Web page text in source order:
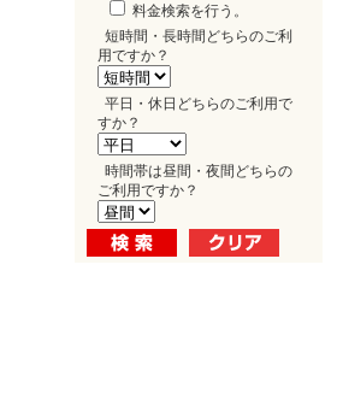
料金検索を行う。
短時間・長時間どちらのご利
用ですか？
平日・休日どちらのご利用で
すか？
時間帯は昼間・夜間どちらの
ご利用ですか？